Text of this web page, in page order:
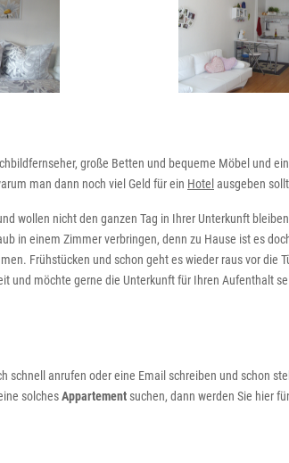
große Betten und bequeme Möbel und
man dann noch viel Geld für ein Hotel ausgeben
wollen nicht den ganzen Tag in Ihrer Unterkunft
in einem Zimmer verbringen, denn zu Hause ist es
Frühstücken und schon geht es wieder raus vor die
und möchte gerne die Unterkunft für Ihren Aufenthalt
schnell anrufen oder eine Email schreiben und schon
solchesAppartement suchen, dann werden Sie hier